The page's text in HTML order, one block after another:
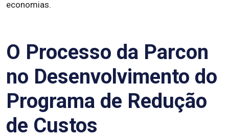
economias.
O Processo da Parcon
no Desenvolvimento do
Programa de Redução
de Custos